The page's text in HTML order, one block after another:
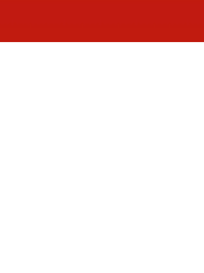
julklappstips,